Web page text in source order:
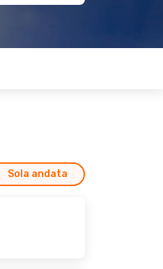
Sola andata